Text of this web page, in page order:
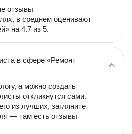
отзывы
в среднем оценивают
на 4.7 из 5.
в сфере «Ремонт
а можно создать
откликнутся сами.
из лучших, загляните
— там есть отзывы